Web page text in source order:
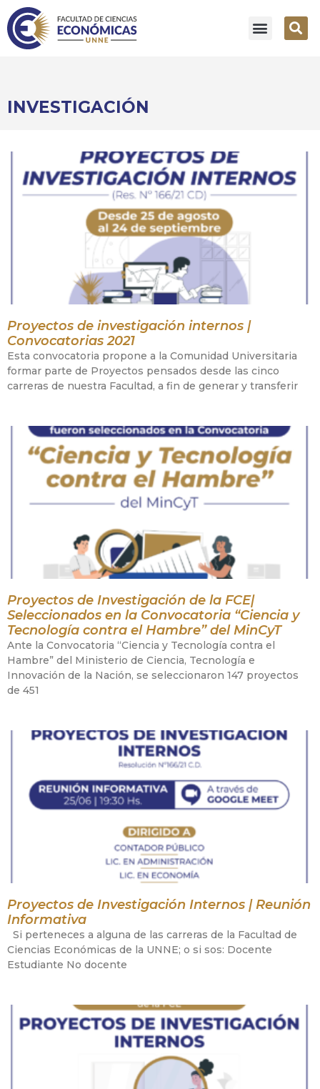
INVESTIGACIÓN
Proyectos de investigación internos |
Convocatorias 2021
Esta convocatoria propone a la Comunidad Universitaria
formar parte de Proyectos pensados desde las cinco
carreras de nuestra Facultad, a fin de generar y transferir
Proyectos de Investigación de la FCE|
Seleccionados en la Convocatoria “Ciencia y
Tecnología contra el Hambre” del MinCyT
Ante la Convocatoria “Ciencia y Tecnología contra el
Hambre” del Ministerio de Ciencia, Tecnología e
Innovación de la Nación, se seleccionaron 147 proyectos
de 451
Proyectos de Investigación Internos | Reunión
Informativa
Si perteneces a alguna de las carreras de la Facultad de
Ciencias Económicas de la UNNE; o si sos: Docente
Estudiante No docente